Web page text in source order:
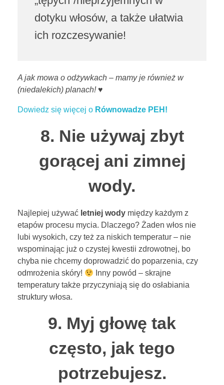
dotyku włosów, a także ułatwia
ich rozczesywanie!
A jak mowa o odżywkach – mamy je również w
(niedalekich) planach! ♥
Dowiedz się więcej o Równowadze PEH!
8. Nie używaj zbyt
gorącej ani zimnej
wody.
Najlepiej używać letniej wody między każdym z
etapów procesu mycia. Dlaczego? Żaden włos nie
lubi wysokich, czy też za niskich temperatur – nie
wspominając już o czystej kwestii zdrowotnej, bo
chyba nie chcemy doprowadzić do poparzenia, czy
odmrożenia skóry!
Inny powód – skrajne
temperatury także przyczyniają się do osłabiania
struktury włosa.
9. Myj głowę tak
często, jak tego
potrzebujesz.